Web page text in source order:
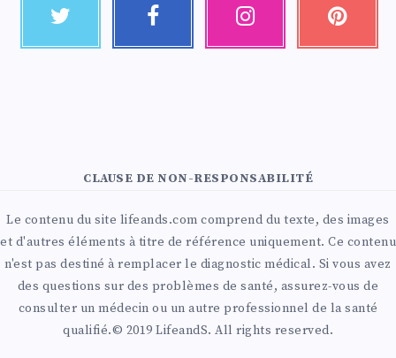
CLAUSE DE NON-RESPONSABILITÉ
Le contenu du site lifeands.com comprend du texte, des images
et d'autres éléments à titre de référence uniquement. Ce contenu
n'est pas destiné à remplacer le diagnostic médical. Si vous avez
des questions sur des problèmes de santé, assurez-vous de
consulter un médecin ou un autre professionnel de la santé
qualifié.© 2019 LifeandS. All rights reserved.